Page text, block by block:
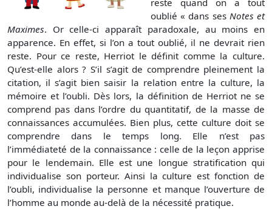
oublié « dans ses Notes et
Maximes. Or celle-ci apparaît paradoxale, au moins en
apparence. En effet, si l’on a tout oublié, il ne devrait rien
reste. Pour ce reste, Herriot le définit comme la culture.
Qu’est-elle alors ? S’il s’agit de comprendre pleinement la
citation, il s’agit bien saisir la relation entre la culture, la
mémoire et l’oubli. Dès lors, la définition de Herriot ne se
comprend pas dans l’ordre du quantitatif, de la masse de
connaissances accumulées. Bien plus, cette culture doit se
comprendre dans le temps long. Elle n’est pas
l’immédiateté de la connaissance : celle de la leçon apprise
pour le lendemain. Elle est une longue stratification qui
individualise son porteur. Ainsi la culture est fonction de
l’oubli, individualise la personne et manque l’ouverture de
l’homme au monde au-delà de la nécessité pratique.